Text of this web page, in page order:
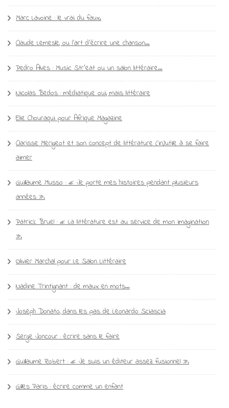
Marc Lavoine : le vrai du faux.
Claude Lemesle, ou l’art d’écrire une chanson…
Pedro Alves : Music Str’eat ou un salon littéraire…
Nicolas Bedos : médiatique oui, mais littéraire
Elie Chouraqui pour Afrique Magazine
Clarisse Merigeot et son concept de littérature (in)utile à se faire
aimer
Guillaume Musso : « Je porte mes histoires pendant plusieurs
années ».
Patrick Bruel : « La littérature est au service de mon imagination
».
Olivier Marchal pour Le Salon Littéraire
Nadine Trintignant : de maux en mots…
Joseph Donato, dans les pas de Leonardo Sciascia
Serge Joncour : écrire sans le faire
Guillaume Robert : « Je suis un éditeur assez fusionnel ».
Gilles Paris : écrire comme un enfant